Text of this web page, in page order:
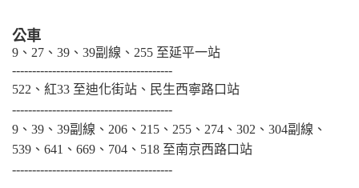
公車
9、27、39、39副線、255 至延平一站
----------------------------------------
522、紅33 至迪化街站、民生西寧路口站
----------------------------------------
9、39、39副線、206、215、255、274、302、304副線、
539、641、669、704、518 至南京西路口站
----------------------------------------